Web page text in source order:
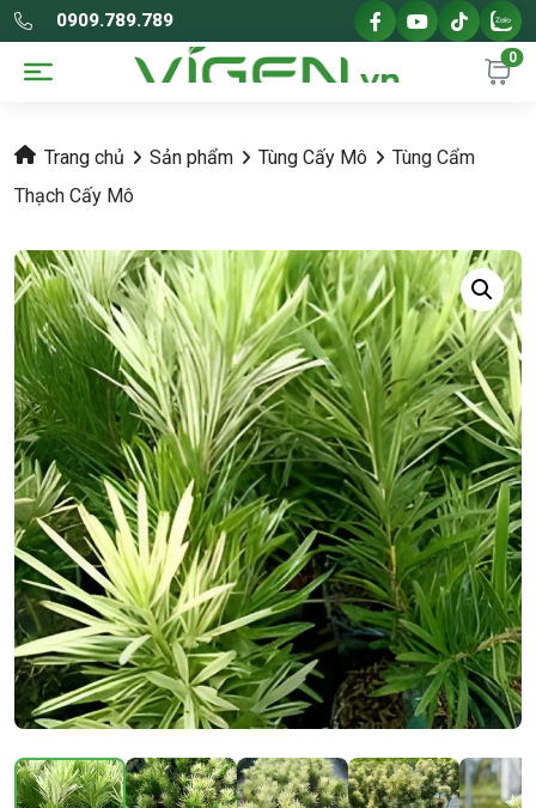
0909.789.789
0
Trang chủ Sản phẩm Tùng Cấy Mô
Tùng Cẩm
Thạch Cấy Mô